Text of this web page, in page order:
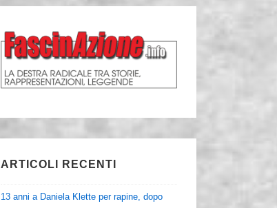
ARTICOLI RECENTI
13 anni a Daniela Klette per rapine, dopo